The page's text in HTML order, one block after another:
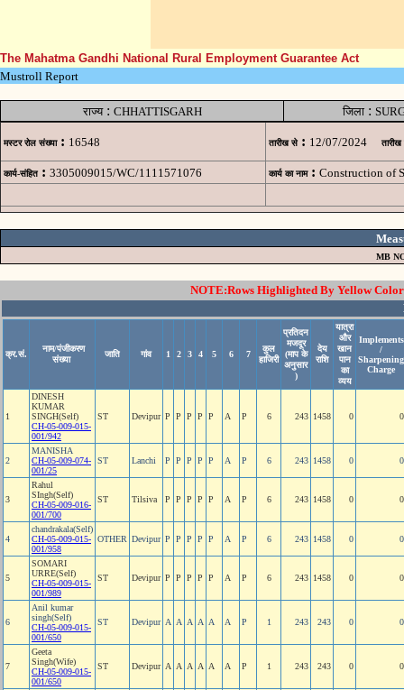
The Mahatma Gandhi National Rural Employment Guarantee Act
Mustroll Report
राज्य: CHHATTISGARH जिला :
मस्टर रोल संख्या : 16548 तारीख से : 12/07/2024 तारीख
कार्य-संहित : 3305009015/WC/1111571076 कार्य का नाम : Construction of
MB
NOTE:Rows Highlighted By Yellow
क्र.सं.
नाम/पंजीकरण
संख्या
जाति गांव 1 2 3 4 5 6 7
कुल
हाजिरी
प्रतिदन
मजदूर
(माप के
अनुसार
)
देय
राशि
यात्रा
और
खान
पान
का
व्यय
Implements
/
Sharpening
Charge
1
DINESH
KUMAR
SINGH(Self)
CH-05-009-015-
001/942
ST Devipur P P P P P A P 6 243 1458 0 0
2
MANISHA
CH-05-009-074-
001/25
ST Lanchi P P P P P A P 6 243 1458 0 0
3
Rahul
SIngh(Self)
CH-05-009-016-
001/700
ST Tilsiva P P P P P A P 6 243 1458 0 0
4
chandrakala(Self)
CH-05-009-015-
001/958
OTHER Devipur P P P P P A P 6 243 1458 0 0
5
SOMARI
URRE(Self)
CH-05-009-015-
001/989
ST Devipur P P P P P A P 6 243 1458 0 0
6
Anil kumar
singh(Self)
CH-05-009-015-
001/650
ST Devipur A A A A A A P 1 243 243 0 0
7
Geeta
Singh(Wife)
CH-05-009-015-
001/650
ST Devipur A A A A A A P 1 243 243 0 0